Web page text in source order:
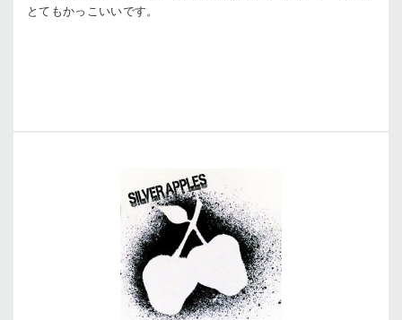
とてもかっこいいです。